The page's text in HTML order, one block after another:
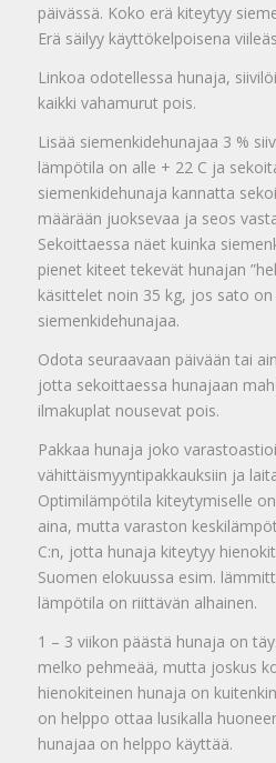
päivässä. Koko erä kiteytyy
Erä säilyy käyttökelpoisena
Linkoa odotellessa hunaja,
kaikki vahamurut pois.
Lisää siemenkidehunajaa 3 %
lämpötila on alle + 22 C ja
siemenkidehunaja kannatta
määrään juoksevaa ja seos
Sekoittaessa näet kuinka
pienet kiteet tekevät hunajan
käsittelet noin 35 kg, jos sato
siemenkidehunajaa.
Odota seuraavaan päivään tai
jotta sekoittaessa hunajaan
ilmakuplat nousevat pois.
Pakkaa hunaja joko
vähittäismyyntipakkauksiin ja
Optimilämpötila kiteytymiselle
aina, mutta varaston
C:n, jotta hunaja kiteytyy
Suomen elokuussa esim.
lämpötila on riittävän alhainen.
1 – 3 viikon päästä hunaja on
melko pehmeää, mutta joskus
hienokiteinen hunaja on
on helppo ottaa lusikalla
hunajaa on helppo käyttää.